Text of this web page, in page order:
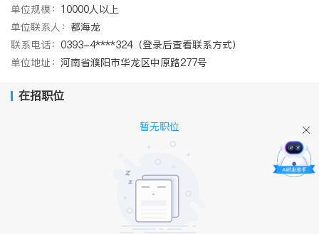
单位规模： 10000人以上
单位联系人： 都海龙
联系电话： 0393-4****324（登录后查看联系方式）
单位地址： 河南省濮阳市华龙区中原路277号
在招职位
暂无职位